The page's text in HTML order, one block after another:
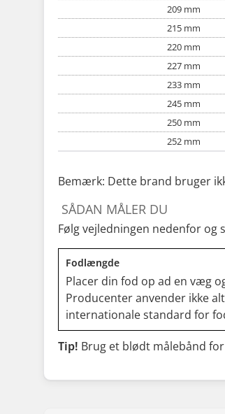
209 mm
215 mm
220 mm
227 mm
233 mm
245 mm
250 mm
252 mm
Bemærk: Dette brand bruger
SÅDAN MÅLER DU
Følg vejledningen nedenfor
Fodlængde
Placer din fod op ad en væg
Producenter anvender ikke
internationale standard for
Tip! Brug et blødt målebånd